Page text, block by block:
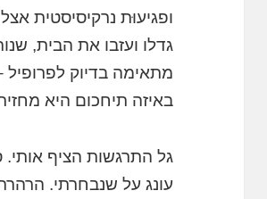
ופגיעוּת נרקיסיסטית
גדלו ועזבו את הבית,
מתאימה בדיוק
באיזה תיחכום היא
גל התרגשות הציף אותי.
עונג על שנבחרתי.